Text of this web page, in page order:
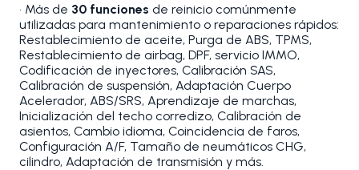
• Más de 30 funciones de reinicio comúnmente
utilizadas para mantenimiento o reparaciones rápidos:
Restablecimiento de aceite, Purga de ABS, TPMS,
Restablecimiento de airbag, DPF, servicio IMMO,
Codificación de inyectores, Calibración SAS,
Calibración de suspensión, Adaptación Cuerpo
Acelerador, ABS/SRS, Aprendizaje de marchas,
Inicialización del techo corredizo, Calibración de
asientos, Cambio idioma, Coincidencia de faros,
Configuración A/F, Tamaño de neumáticos CHG,
cilindro, Adaptación de transmisión y más.